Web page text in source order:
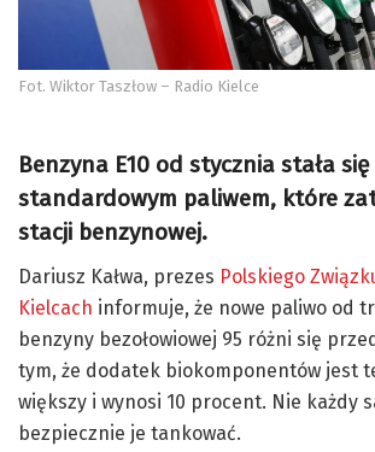
Fot. Wiktor Taszłow – Radio Kielce
Benzyna E10 od stycznia stała się
standardowym paliwem, które
stacji benzynowej.
Dariusz Kałwa, prezes Polskiego
Kielcach informuje, że nowe paliwo od
benzyny bezołowiowej 95 różni się
tym, że dodatek biokomponentów jest
większy i wynosi 10 procent. Nie każdy
bezpiecznie je tankować.